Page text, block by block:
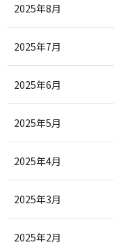
2025年8月
2025年7月
2025年6月
2025年5月
2025年4月
2025年3月
2025年2月